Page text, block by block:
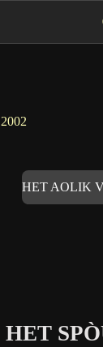
HET AOLIK
HET